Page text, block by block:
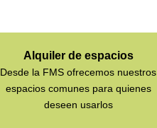
Alquiler de espacios
Desde la FMS ofrecemos nuestros
espacios comunes para quienes
deseen usarlos